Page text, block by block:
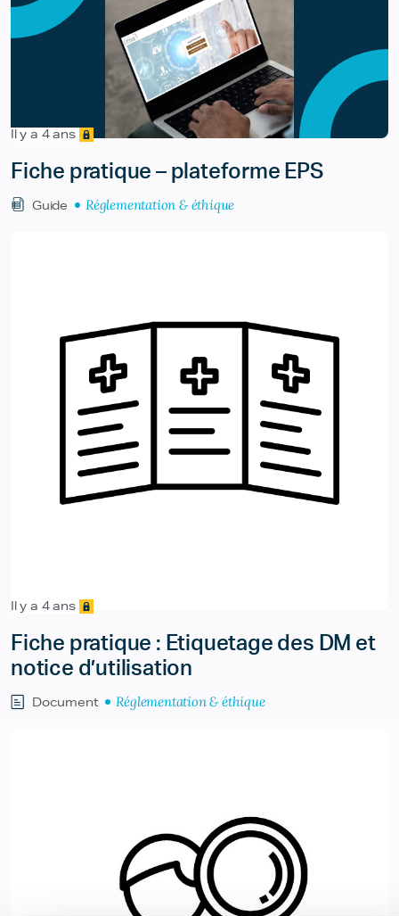
Il y a 4 ans
Fiche pratique – plateforme EPS
Guide Réglementation & éthique
Il y a 4 ans
Fiche pratique : Etiquetage des DM et
notice d’utilisation
Document Réglementation & éthique